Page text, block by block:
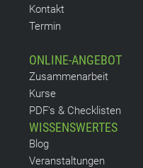
Kontakt
Termin
ONLINE-ANGEBOT
Zusammenarbeit
Kurse
PDF's & Checklisten
WISSENSWERTES
Blog
Veranstaltungen